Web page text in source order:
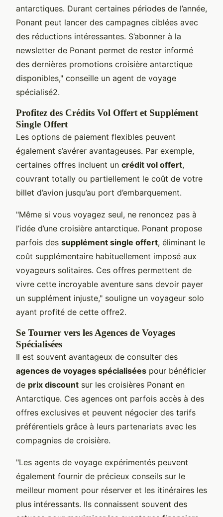
antarctiques. Durant certaines périodes de l’année,
Ponant peut lancer des campagnes ciblées avec
des réductions intéressantes. S’abonner à la
newsletter de Ponant permet de rester informé
des dernières promotions croisière antarctique
disponibles," conseille un agent de voyage
spécialisé2.
Profitez des Crédits Vol Offert et Supplément
Single Offert
Les options de paiement flexibles peuvent
également s’avérer avantageuses. Par exemple,
certaines offres incluent un crédit vol offert,
couvrant totally ou partiellement le coût de votre
billet d’avion jusqu’au port d’embarquement.
"Même si vous voyagez seul, ne renoncez pas à
l’idée d’une croisière antarctique. Ponant propose
parfois des supplément single offert, éliminant le
coût supplémentaire habituellement imposé aux
voyageurs solitaires. Ces offres permettent de
vivre cette incroyable aventure sans devoir payer
un supplément injuste," souligne un voyageur solo
ayant profité de cette offre2.
Se Tourner vers les Agences de Voyages
Spécialisées
Il est souvent avantageux de consulter des
agences de voyages spécialisées pour bénéficier
de prix discount sur les croisières Ponant en
Antarctique. Ces agences ont parfois accès à des
offres exclusives et peuvent négocier des tarifs
préférentiels grâce à leurs partenariats avec les
compagnies de croisière.
"Les agents de voyage expérimentés peuvent
également fournir de précieux conseils sur le
meilleur moment pour réserver et les itinéraires les
plus intéressants. Ils connaissent souvent des